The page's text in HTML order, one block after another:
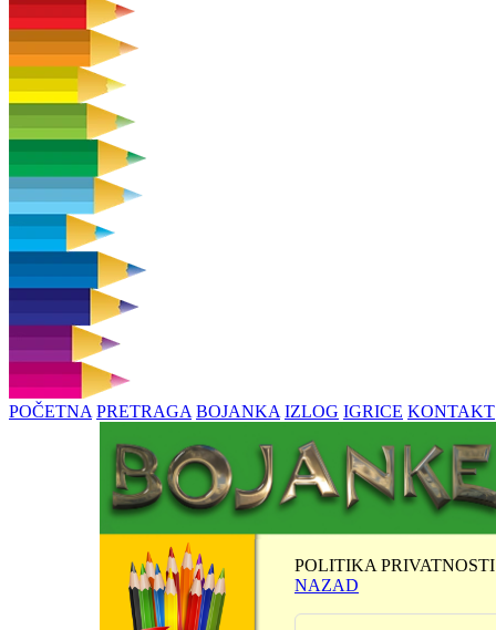
POČETNA PRETRAGA BOJANKA IZLOG IGRICE KONTAKT
POLITIKA PRIVATNOSTI
NAZAD